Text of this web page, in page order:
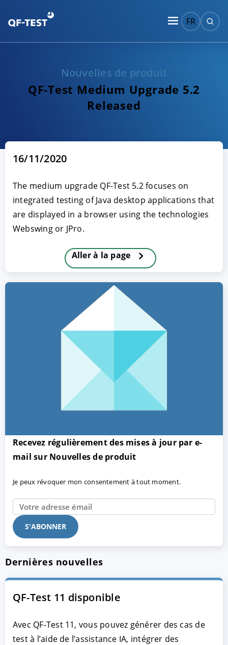
FR
Nouvelles de produit
QF-Test Medium Upgrade 5.2
Released
16/11/2020
The medium upgrade QF-Test 5.2 focuses on
integrated testing of Java desktop applications that
are displayed in a browser using the technologies
Webswing or JPro.
Aller à la page
Recevez régulièrement des mises à jour par e-
mail sur Nouvelles de produit
Je peux révoquer mon consentement à tout moment.
Dernières nouvelles
QF-Test 11 disponible
Avec QF-Test 11, vous pouvez générer des cas de
test à l’aide de l’assistance IA, intégrer des
PARAMETRER
| Protection des données